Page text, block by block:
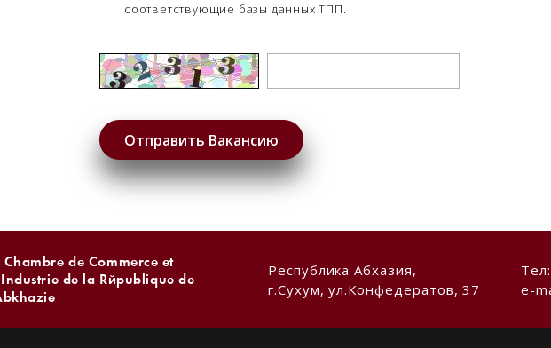
соответствующие базы данных ТПП.
Chambre de Commerce et
de la République de
Республика Абхазия,
г.Сухум, ул.Конфедератов, 37
e-